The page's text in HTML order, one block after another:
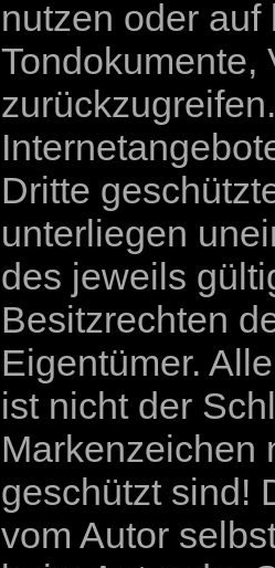
nutzen oder
Tondokumente,
Dritte
unterliegen
des jeweils
Besitzrechten
Eigentümer.
ist nicht der
Markenzeichen
geschützt sind!
vom Autor